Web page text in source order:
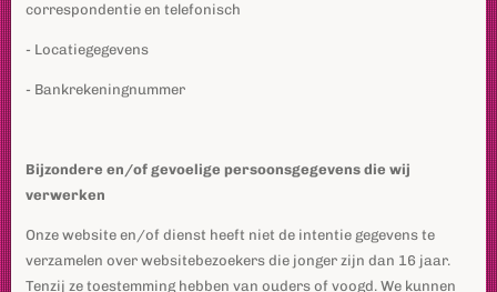
correspondentie en telefonisch
- Locatiegegevens
- Bankrekeningnummer
Bijzondere en/of gevoelige persoonsgegevens die wij
verwerken
Onze website en/of dienst heeft niet de intentie gegevens te
verzamelen over websitebezoekers die jonger zijn dan 16 jaar.
Tenzij ze toestemming hebben van ouders of voogd. We kunnen